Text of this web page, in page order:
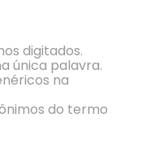
digitados.
única palavra.
na
do termo